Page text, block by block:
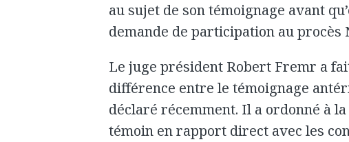
au sujet de son témoignage avant
demande de participation au procès
Le juge président Robert Fremr a
différence entre le témoignage
déclaré récemment. Il a ordonné à
témoin en rapport direct avec les